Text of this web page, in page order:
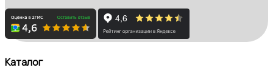
Каталог